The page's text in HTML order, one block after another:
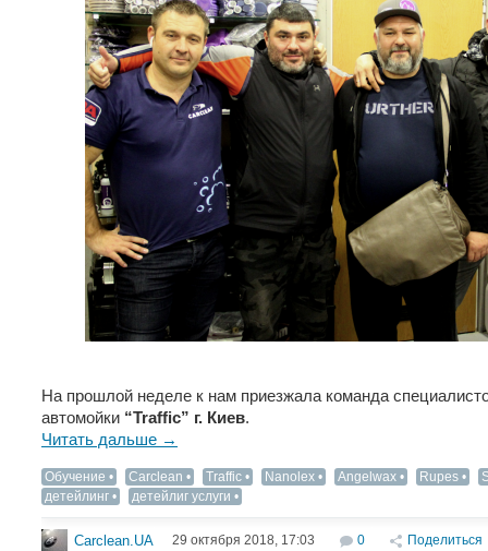
На прошлой неделе к нам приезжала команда
автомойки “Traffic” г. Киев.
Читать дальше →
Обучение Carclean Traffic Nanolex Angelwax Rupes
детейлинг
детейлиг услуги
Carclean.UA 29 октября 2018, 17:03 0 Поделиться